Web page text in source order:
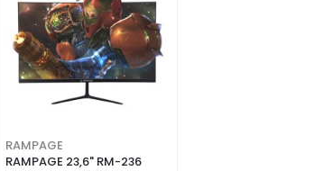
RAMPAGE
RAMPAGE 23,6" RM-236